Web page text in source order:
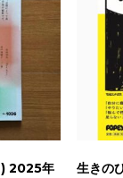
2025年
生きの